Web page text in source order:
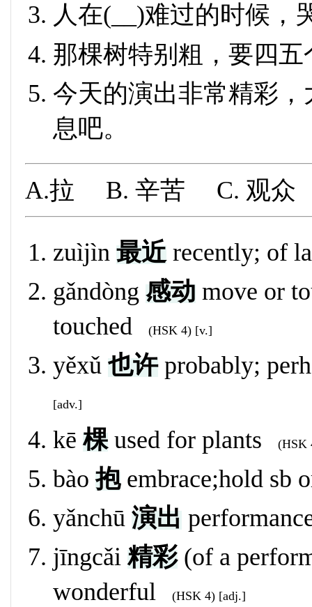
人在(__)难过的时候，
那棵树特别粗，要四
今天的演出非常精彩
息吧。
A.拉 B. 辛苦 C. 观
zuìjìn 最近recently; of
gǎndòng 感动 move or
touched
(HSK 4) [v.]
yěxǔ 也许probably;
[adv.]
kē棵used for plants (HSK
bào抱embrace;hold sb
yǎnchū 演出
jīngcǎi精彩(of a
wonderful
(HSK 4) [adj.]